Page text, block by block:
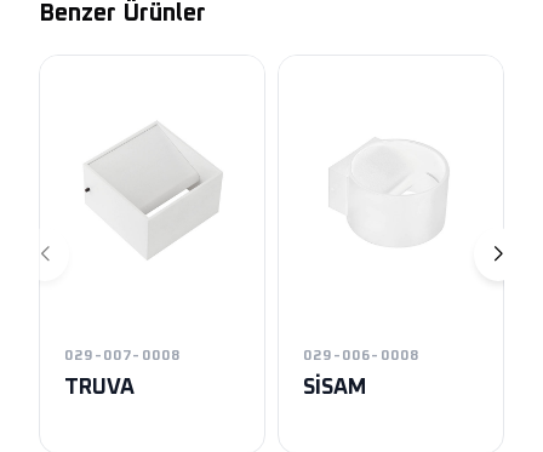
Benzer Ürünler
029-007-0008
TRUVA
029-006-0008
SİSAM